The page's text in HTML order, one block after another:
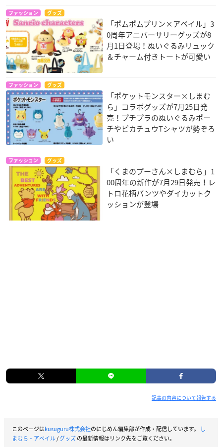
ファッション グッズ
「ポムポムプリン×アベイル」3
0周年アニバーサリーグッズが8
月1日登場！ぬいぐるみリュック
＆チャーム付きトートが可愛い
ファッション グッズ
「ポケットモンスター×しまむ
ら」コラボグッズが7月25日発
売！プチプラのぬいぐるみポー
チやピカチュウTシャツが勢ぞろ
い
ファッション グッズ
「くまのプーさん×しまむら」1
00周年の新作が7月29日発売！レ
トロ花柄パンツやダイカットク
ッションが登場
記事の内容について報告する
このページはkusuguru株式会社のにじめん編集部が作成・配信しています。
し
まむら・アベイル/グッズの最新情報はリンク先をご覧ください。